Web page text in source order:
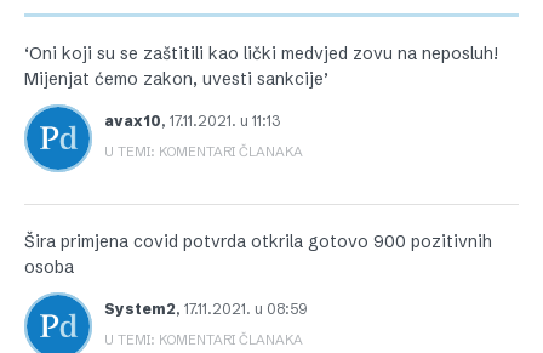
‘Oni koji su se zaštitili kao lički medvjed zovu na neposluh!
Mijenjat ćemo zakon, uvesti sankcije’
avax10, 17.11.2021. u 11:13
U TEMI: KOMENTARI ČLANAKA
Šira primjena covid potvrda otkrila gotovo 900 pozitivnih
osoba
System2, 17.11.2021. u 08:59
U TEMI: KOMENTARI ČLANAKA